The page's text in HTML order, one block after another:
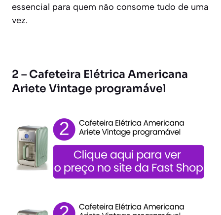
essencial para quem não consome tudo de uma
vez.
2 – Cafeteira Elétrica Americana
Ariete Vintage programável